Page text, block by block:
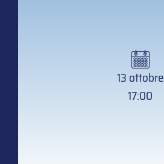
13 ottobre
17:00